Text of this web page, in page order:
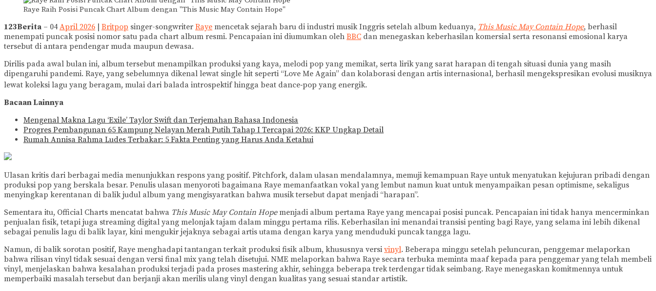
Raye Raih Posisi Puncak Chart Album dengan "This Music May Contain Hope"
123Berita – 04 April 2026 Britpop singer-songwriter Raye mencetak sejarah baru di industri musik Inggris setelah album keduanya, This Music May Contain Hope, berhasil
menempati puncak posisi nomor satu pada chart album resmi. Pencapaian ini diumumkan oleh BBC dan menegaskan keberhasilan komersial serta resonansi emosional karya
tersebut di antara pendengar muda maupun dewasa.
Dirilis pada awal bulan ini, album tersebut menampilkan produksi yang kaya, melodi pop yang memikat, serta lirik yang sarat harapan di tengah situasi dunia yang masih
dipengaruhi pandemi. Raye, yang sebelumnya dikenal lewat single hit seperti “Love Me Again” dan kolaborasi dengan artis internasional, berhasil mengekspresikan evolusi musiknya
lewat koleksi lagu yang beragam, mulai dari balada introspektif hingga beat dance‑pop yang energik.
Bacaan Lainnya
Mengenal Makna Lagu ‘Exile’ Taylor Swift dan Terjemahan Bahasa Indonesia
Progres Pembangunan 65 Kampung Nelayan Merah Putih Tahap I Tercapai 2026: KKP Ungkap Detail
Rumah Annisa Rahma Ludes Terbakar: 5 Fakta Penting yang Harus Anda Ketahui
Ulasan kritis dari berbagai media menunjukkan respons yang positif. Pitchfork, dalam ulasan mendalamnya, memuji kemampuan Raye untuk menyatukan kejujuran pribadi dengan
produksi pop yang berskala besar. Penulis ulasan menyoroti bagaimana Raye memanfaatkan vokal yang lembut namun kuat untuk menyampaikan pesan optimisme, sekaligus
menyingkap kerentanan di balik judul album yang mengisyaratkan bahwa musik tersebut dapat menjadi “harapan”.
Sementara itu, Official Charts mencatat bahwa This Music May Contain Hopemenjadi album pertama Raye yang mencapai posisi puncak. Pencapaian ini tidak hanya mencerminkan
penjualan fisik, tetapi juga streaming digital yang melonjak tajam dalam minggu pertama rilis. Keberhasilan ini menandai transisi penting bagi Raye, yang selama ini lebih dikenal
sebagai penulis lagu di balik layar, kini mengukir jejaknya sebagai artis utama dengan karya yang menduduki puncak tangga lagu.
Namun, di balik sorotan positif, Raye menghadapi tantangan terkait produksi fisik album, khususnya versi vinyl. Beberapa minggu setelah peluncuran, penggemar melaporkan
bahwa rilisan vinyl tidak sesuai dengan versi final mix yang telah disetujui. NME melaporkan bahwa Raye secara terbuka meminta maaf kepada para penggemar yang telah membeli
vinyl, menjelaskan bahwa kesalahan produksi terjadi pada proses mastering akhir, sehingga beberapa trek terdengar tidak seimbang. Raye menegaskan komitmennya untuk
memperbaiki masalah tersebut dan berjanji akan merilis ulang vinyl dengan kualitas yang sesuai standar artistik.